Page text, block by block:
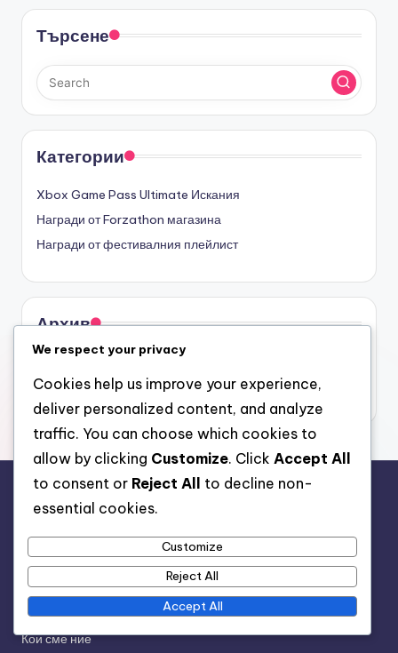
Търсене
Категории
Xbox Game Pass Ultimate Искания
Награди от Forzathon магазина
Награди от фестивалния плейлист
Архив
March 2026
February 2026
Правна информация
Бисквитки и проследяване
Политика за защита на данните
Условия за ползване
Свържете се с нас
Кои сме ние
We respect your privacy
Cookies help us improve your experience,
deliver personalized content, and analyze
traffic. You can choose which cookies to
allow by clicking Customize. Click Accept All
to consent or Reject All
to decline non-
essential cookies.
Customize
Reject All
Accept All